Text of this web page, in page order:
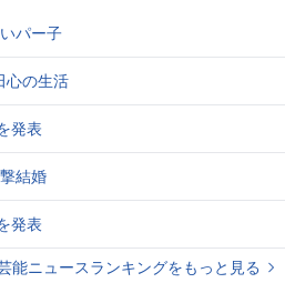
パー子
の生活
発表
結婚
発表
能ニュースランキングをもっと見る